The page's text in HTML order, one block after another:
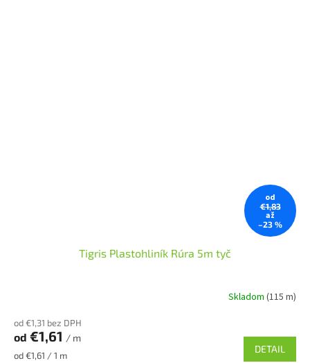
od
€1,83
až
–23 %
Tigris Plastohliník Rúra 5m tyč
Skladom (115 m)
od €1,31 bez DPH
od €1,61 / m
Jednotková
od €1,61 / 1 m
DETAIL